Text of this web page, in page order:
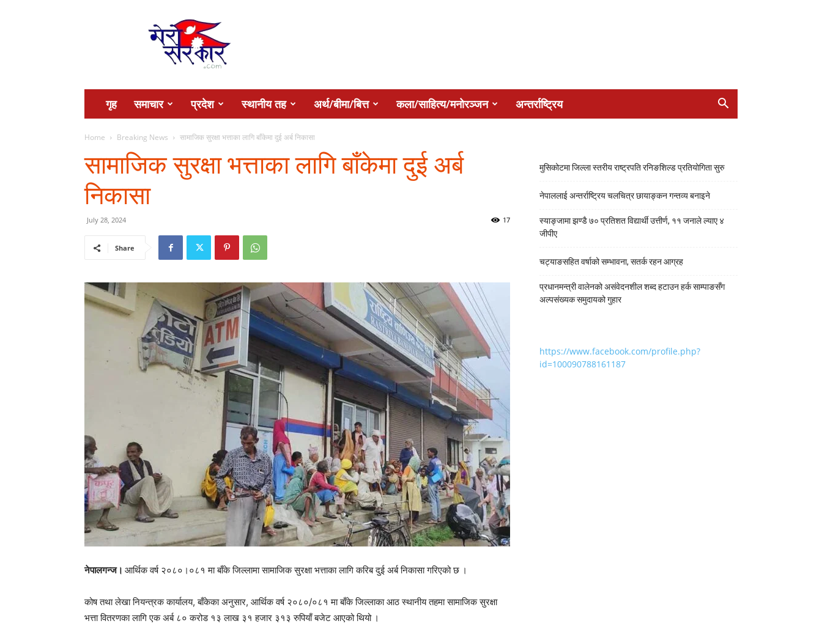
गृह समाचार प्रदेश स्थानीय तह अर्थ/बीमा/बित्त कला/साहित्य/मनोरञ्जन अन्तर्राष्ट्रिय
Home Breaking News सामाजिक सुरक्षा भत्ताका लागि बाँकेमा दुई अर्ब निकासा
सामाजिक सुरक्षा भत्ताका लागि बाँकेमा दुई अर्ब
निकासा
July 28, 2024 17
Share
नेपालगन्ज। आर्थिक वर्ष २०८०।०८१ मा बाँके जिल्लामा सामाजिक सुरक्षा भत्ताका लागि करिब दुई अर्ब निकासा गरिएको छ ।
कोष तथा लेखा नियन्त्रक कार्यालय, बाँकेका अनुसार, आर्थिक वर्ष २०८०/०८१ मा बाँके जिल्लाका आठ स्थानीय तहमा सामाजिक सुरक्षा
भत्ता वितरणका लागि एक अर्ब ८० करोड १३ लाख ३१ हजार ३१३ रुपियाँ बजेट आएको थियो ।
मुसिकोटमा जिल्ला स्तरीय राष्ट्रपति रनिङशिल्ड प्रतियोगिता सुरु
नेपाललाई अन्तर्राष्ट्रिय चलचित्र छायाङ्कन गन्तव्य बनाइने
स्याङ्जामा झण्डै ७० प्रतिशत विद्यार्थी उत्तीर्ण, ११ जनाले ल्याए ४
जीपीए
चट्याङसहित वर्षाको सम्भावना, सतर्क रहन आग्रह
प्रधानमन्त्री वालेनको असंवेदनशील शब्द हटाउन हर्क साम्पाङसँग
अल्पसंख्यक समुदायको गुहार
https://www.facebook.com/profile.php?
id=100090788161187